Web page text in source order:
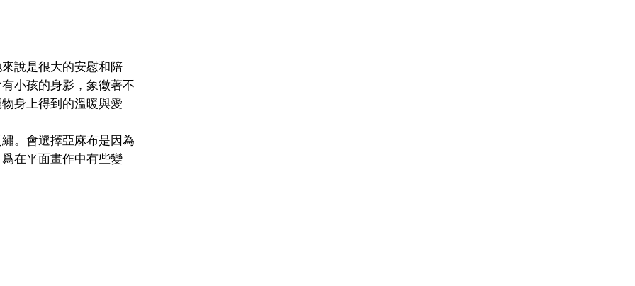
說是很大的安慰和陪
小孩的身影，象徵著不
身上得到的溫暖與愛
。會選擇亞麻布是因為
在平面畫作中有些變